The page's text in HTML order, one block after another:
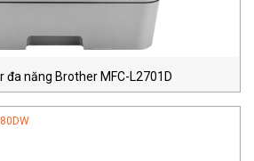
đa năng Brother MFC-L2701D